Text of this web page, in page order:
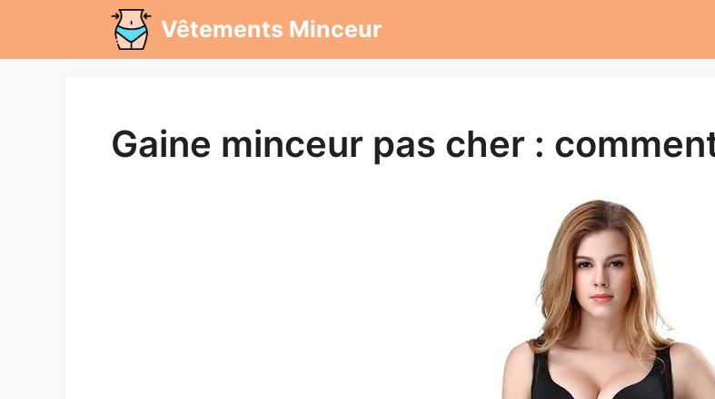
contenu
Vêtements Minceur
Gaine minceur pas cher :